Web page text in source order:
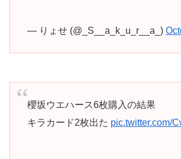
— りょせ (@_S__a_k_u_r__a_)
櫻坂ウエハース6枚購入の結果
キラカード2枚出た pic.twitter.com/